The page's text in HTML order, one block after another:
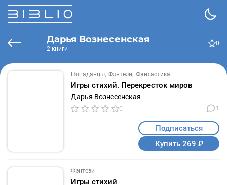
Дарья Вознесенская
2 книги
0
Попаданцы Фэнтези Фантастика
Игры стихий. Перекресток миров
Дарья Вознесенская
0 1
Подписаться
Купить 269 ₽
Фэнтези
Игры стихий